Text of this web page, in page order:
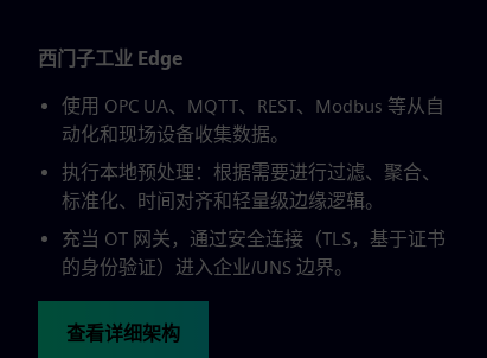
西门子工业 Edge
使用 OPC UA、MQTT、REST、Modbus 等从自
动化和现场设备收集数据。
执行本地预处理：根据需要进行过滤、聚合、
标准化、时间对齐和轻量级边缘逻辑。
充当 OT 网关，通过安全连接（TLS，基于证书
的身份验证）进入企业/UNS 边界。
查看详细架构